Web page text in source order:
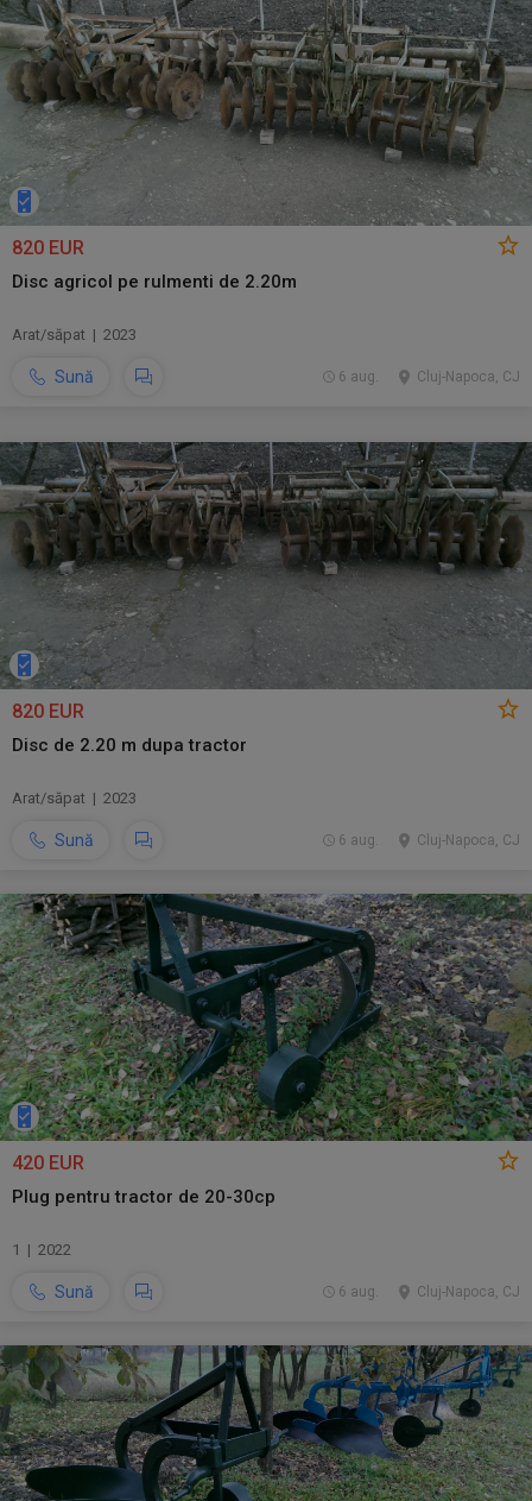
820 EUR
Disc agricol pe rulmenti de 2.20m
Arat/săpat | 2023
Sună Cluj-Napoca, CJ
6 aug.
820 EUR
Disc de 2.20 m dupa tractor
Arat/săpat | 2023
Sună Cluj-Napoca, CJ
6 aug.
420 EUR
Plug pentru tractor de 20-30cp
1 | 2022
Sună Cluj-Napoca, CJ
6 aug.